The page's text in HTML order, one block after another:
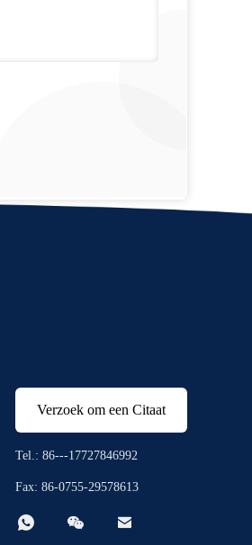
Verzoek om een Citaat
Tel.: 86---17727846992
Fax: 86-0755-29578613
  